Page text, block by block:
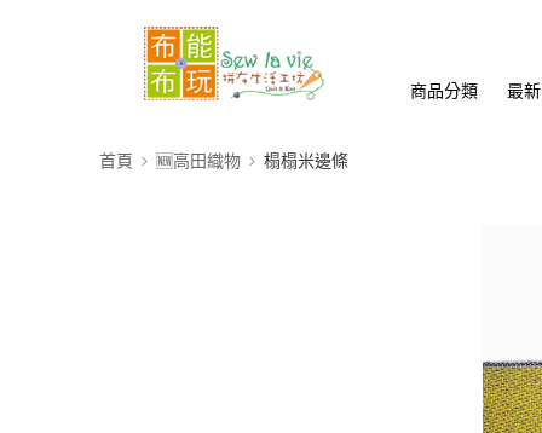
商品分類 最
首頁 🆕高田織物 榻榻米邊條